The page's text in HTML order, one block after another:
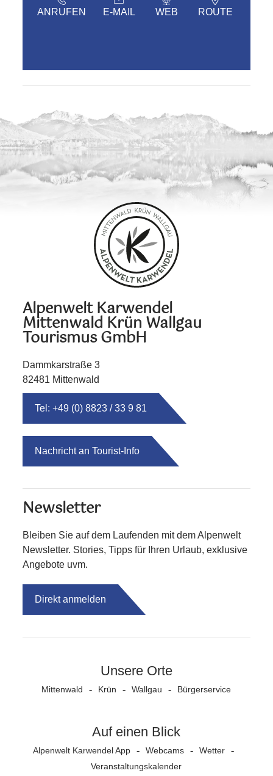
ANRUFEN E-MAIL WEB ROUTE
Alpenwelt Karwendel
Mittenwald Krün Wallgau
Tourismus GmbH
Dammkarstraße 3
82481 Mittenwald
Tel: +49 (0) 8823 / 33 9 81
Nachricht an Tourist-Info
Newsletter
Bleiben Sie auf dem Laufenden mit dem Alpenwelt
Newsletter. Stories, Tipps für Ihren Urlaub, exklusive
Angebote uvm.
Direkt anmelden
Unsere Orte
Mittenwald Krün Wallgau Bürgerservice
Auf einen Blick
Alpenwelt Karwendel App Webcams
Wetter
Veranstaltungs­kalender